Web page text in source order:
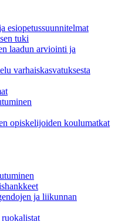
esiopetussuunnitelmat
tuki
laadun arviointi ja
varhaiskasvatuksesta
opiskelijoiden koulumatkat
ja liikunnan